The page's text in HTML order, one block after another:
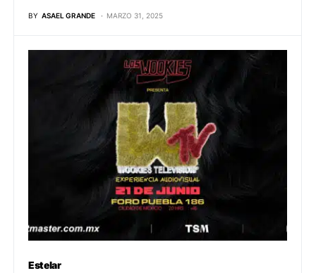
BY ASAEL GRANDE MARZO 31, 2025
Estelar